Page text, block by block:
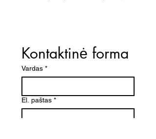
Kontaktinė forma
Vardas *
El. paštas *